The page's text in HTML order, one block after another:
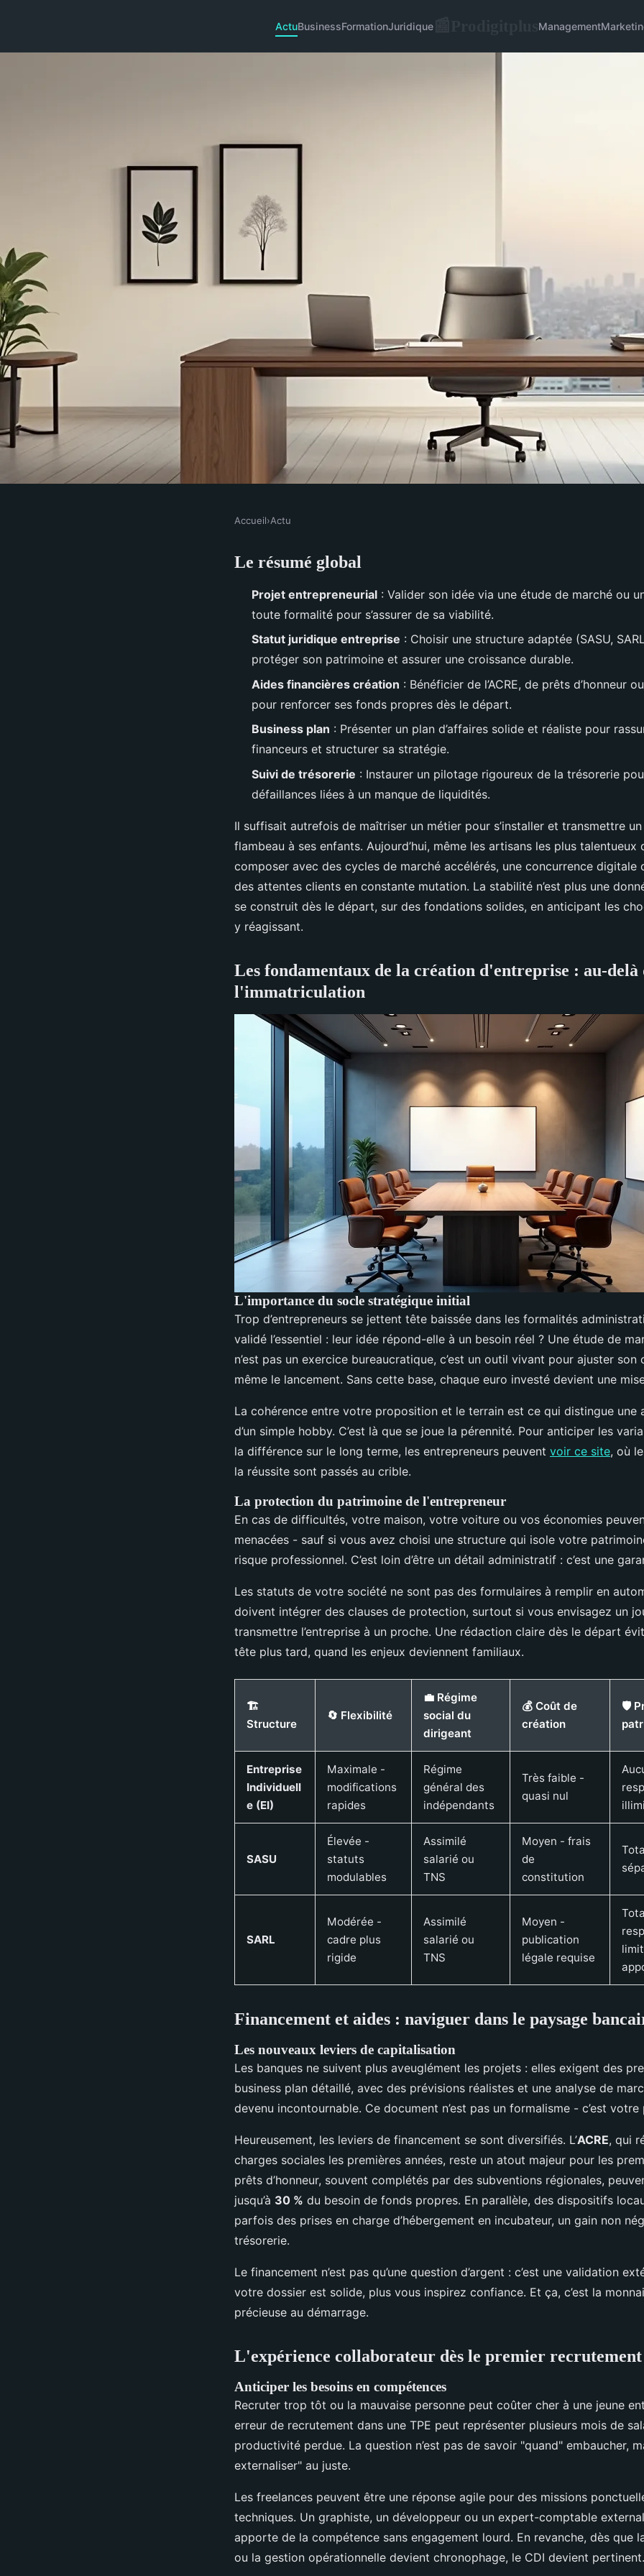
ActuBusinessFormationJuridique📰 Management
Les enjeux méconnus de la création
d'entreprise en 2026
Accueil›Actu
Le résumé global
Projet entrepreneurial : Valider son idée via une étude de marché ou
toute formalité pour s’assurer de sa viabilité.
Statut juridique entreprise : Choisir une structure adaptée (SASU,
protéger son patrimoine et assurer une croissance durable.
Aides financières création : Bénéficier de l’ACRE, de prêts d’honneur
pour renforcer ses fonds propres dès le départ.
Business plan : Présenter un plan d’affaires solide et réaliste pour
financeurs et structurer sa stratégie.
Suivi de trésorerie : Instaurer un pilotage rigoureux de la trésorerie
défaillances liées à un manque de liquidités.
Il suffisait autrefois de maîtriser un métier pour s’installer et transmettre
flambeau à ses enfants. Aujourd’hui, même les artisans les plus talentueux
composer avec des cycles de marché accélérés, une concurrence digitale
des attentes clients en constante mutation. La stabilité n’est plus une
se construit dès le départ, sur des fondations solides, en anticipant les
y réagissant.
Les fondamentaux de la création d'entreprise : au-delà
l'immatriculation
L'importance du socle stratégique initial
Trop d’entrepreneurs se jettent tête baissée dans les formalités
validé l’essentiel : leur idée répond-elle à un besoin réel ? Une étude de
n’est pas un exercice bureaucratique, c’est un outil vivant pour ajuster son
même le lancement. Sans cette base, chaque euro investé devient une
La cohérence entre votre proposition et le terrain est ce qui distingue une
d’un simple hobby. C’est là que se joue la pérennité. Pour anticiper les
la différence sur le long terme, les entrepreneurs peuvent voir ce site, où
la réussite sont passés au crible.
La protection du patrimoine de l'entrepreneur
En cas de difficultés, votre maison, votre voiture ou vos économies
menacées - sauf si vous avez choisi une structure qui isole votre
risque professionnel. C’est loin d’être un détail administratif : c’est une
Les statuts de votre société ne sont pas des formulaires à remplir en
doivent intégrer des clauses de protection, surtout si vous envisagez un
transmettre l’entreprise à un proche. Une rédaction claire dès le départ
tête plus tard, quand les enjeux deviennent familiaux.
🏗️
Structure
🔄 Flexibilité
💼 Régime
social du
dirigeant
💰 Coût de
création
🛡️
Entreprise
Individuell
e (EI)
Maximale -
modifications
rapides
Régime
général des
indépendants
Très faible -
quasi nul
SASU
Élevée -
statuts
modulables
Assimilé
salarié ou
TNS
Moyen - frais
de
constitution
SARL
Modérée -
cadre plus
rigide
Assimilé
salarié ou
TNS
Moyen -
publication
légale requise
Financement et aides : naviguer dans le paysage
Les nouveaux leviers de capitalisation
Les banques ne suivent plus aveuglément les projets : elles exigent des
business plan détaillé, avec des prévisions réalistes et une analyse de
devenu incontournable. Ce document n’est pas un formalisme - c’est
Heureusement, les leviers de financement se sont diversifiés. L’ACRE, qui
charges sociales les premières années, reste un atout majeur pour les
prêts d’honneur, souvent complétés par des subventions régionales,
jusqu’à 30 % du besoin de fonds propres. En parallèle, des dispositifs
parfois des prises en charge d’hébergement en incubateur, un gain non
trésorerie.
Le financement n’est pas qu’une question d’argent : c’est une validation
votre dossier est solide, plus vous inspirez confiance. Et ça, c’est la
précieuse au démarrage.
L'expérience collaborateur dès le premier recrutement
Anticiper les besoins en compétences
Recruter trop tôt ou la mauvaise personne peut coûter cher à une jeune
erreur de recrutement dans une TPE peut représenter plusieurs mois de
productivité perdue. La question n’est pas de savoir "quand" embaucher,
externaliser" au juste.
Les freelances peuvent être une réponse agile pour des missions
techniques. Un graphiste, un développeur ou un expert-comptable
apporte de la compétence sans engagement lourd. En revanche, dès que
ou la gestion opérationnelle devient chronophage, le CDI devient pertinent.